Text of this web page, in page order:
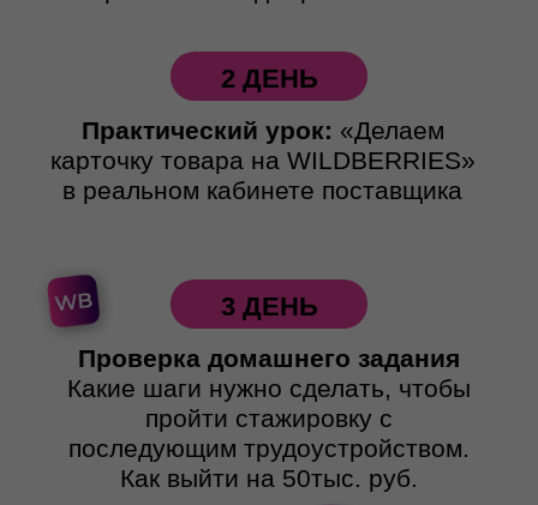
2 ДЕНЬ
3 ДЕНЬ
Практический урок: «Делаем
карточку товара на WILDBERRIES»
в реальном кабинете поставщика
Проверка домашнего задания
Какие шаги нужно сделать, чтобы
пройти стажировку с
последующим трудоустройством.
Как выйти на 50тыс. руб.